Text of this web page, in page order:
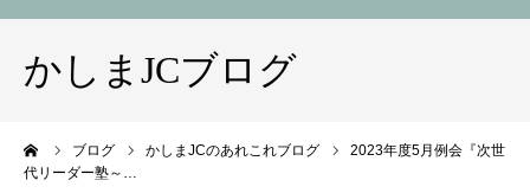
かしまJCブログ
ブログ かしまJCのあれこれブログ
2023年度5月例会『次世
代リーダー塾～…